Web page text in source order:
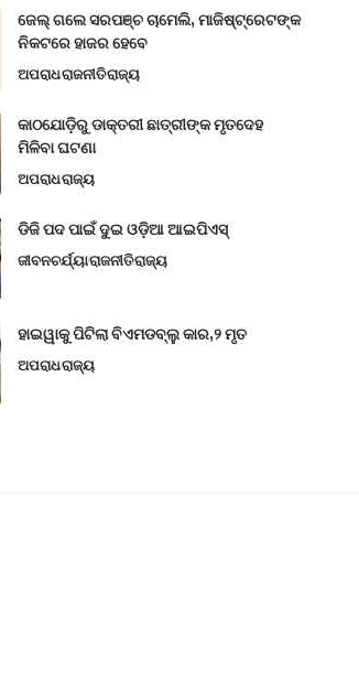
ଜେଲ୍ ଗଲେ ସରପଞ୍ଚ ଚାମେଲି, ମାଜିଷ୍ଟ୍ରେଟଙ୍କ
ନିକଟରେ ହାଜର ହେବେ
ଅପରାଧରାଜନୀତିରାଜ୍ୟ
କାଠଯୋଡ଼ିରୁ ଡାକ୍ତରୀ ଛାତ୍ରୀଙ୍କ ମୃତଦେହ
ମିଳିବା ଘଟଣା
ଅପରାଧରାଜ୍ୟ
ଡିଜି ପଦ ପାଇଁ ଦୁଇ ଓଡ଼ିଆ ଆଇପିଏସ୍
ଜୀବନଚର୍ଯ୍ୟାରାଜନୀତିରାଜ୍ୟ
ହାଇୱାକୁ ପିଟିଲା ବିଏମଡବ୍ଲୁ କାର,୨ ମୃତ
ଅପରାଧରାଜ୍ୟ